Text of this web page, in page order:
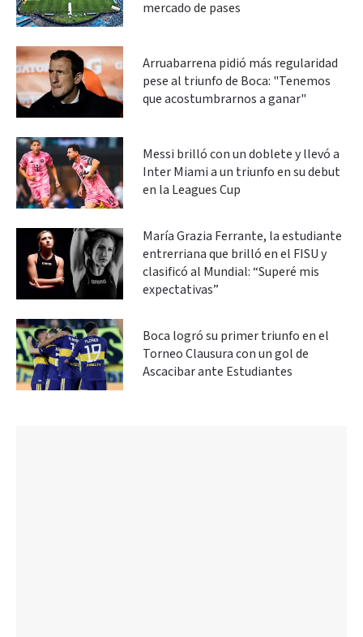
mercado de pases
Arruabarrena pidió más regularidad
pese al triunfo de Boca: "Tenemos
que acostumbrarnos a ganar"
Messi brilló con un doblete y llevó a
Inter Miami a un triunfo en su debut
en la Leagues Cup
María Grazia Ferrante, la estudiante
entrerriana que brilló en el FISU y
clasificó al Mundial: “Superé mis
expectativas”
Boca logró su primer triunfo en el
Torneo Clausura con un gol de
Ascacibar ante Estudiantes